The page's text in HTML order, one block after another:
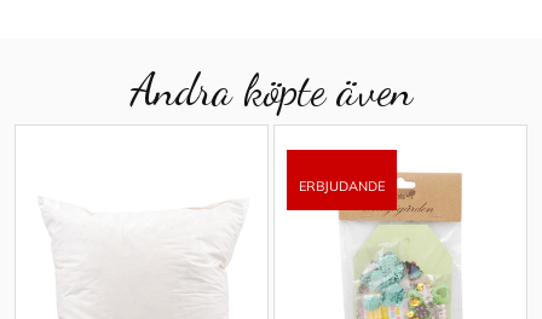
Andra köpte även